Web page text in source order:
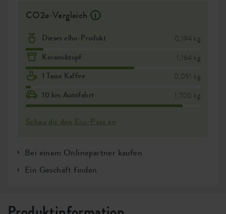
CO2e-Vergleich
Dieses elho-Produkt 0,194 kg
Keramiktopf 1,164 kg
1 Tasse Kaffee 0,051 kg
10 km Autofahrt 1,700 kg
Schau dir den Eco-Pass an
Bei einem Onlinepartner kaufen
Ein Geschäft finden